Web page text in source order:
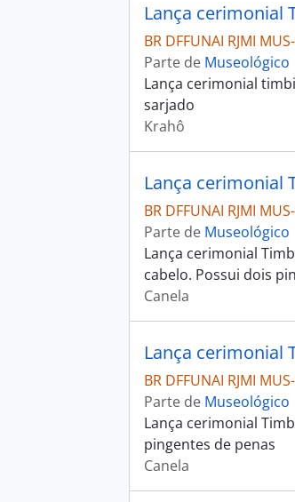
Lança cerimonial
BR DFFUNAI RJMI
Parte de Museológico
Lança cerimonial
sarjado
Krahô
Lança cerimonial
BR DFFUNAI RJMI
Parte de Museológico
Lança cerimonial
cabelo. Possui dois
Canela
Lança cerimonial
BR DFFUNAI RJMI
Parte de Museológico
Lança cerimonial
pingentes de penas
Canela